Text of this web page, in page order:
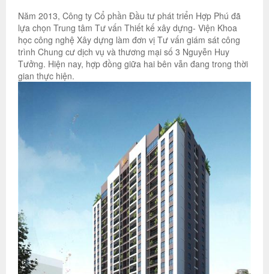
Năm 2013, Công ty Cổ phần Đầu tư phát triển Hợp Phú đã
lựa chọn Trung tâm Tư vấn Thiết kế xây dựng- Viện Khoa
học công nghệ Xây dựng làm đơn vị Tư vấn giám sát công
trình Chung cư dịch vụ và thương mại số 3 Nguyễn Huy
Tưởng. Hiện nay, hợp đồng giữa hai bên vẫn đang trong thời
gian thực hiện.